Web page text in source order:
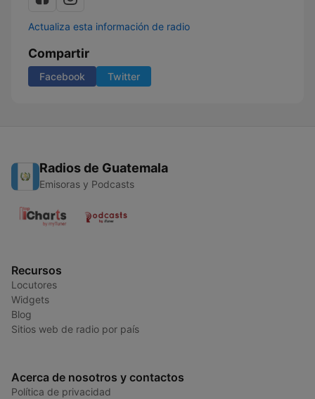
Actualiza esta información de radio
Compartir
Facebook Twitter
Radios de Guatemala
Emisoras y Podcasts
Recursos
Locutores
Widgets
Blog
Sitios web de radio por país
Acerca de nosotros y contactos
Política de privacidad